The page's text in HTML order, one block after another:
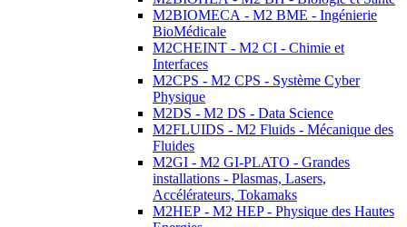
M2BIOMECA - M2 BME - Ingénierie
BioMédicale
M2CHEINT - M2 CI - Chimie et
Interfaces
M2CPS - M2 CPS - Système Cyber
Physique
M2DS - M2 DS - Data Science
M2FLUIDS - M2 Fluids - Mécanique des
Fluides
M2GI - M2 GI-PLATO - Grandes
installations - Plasmas, Lasers,
Accélérateurs, Tokamaks
M2HEP - M2 HEP - Physique des Hautes